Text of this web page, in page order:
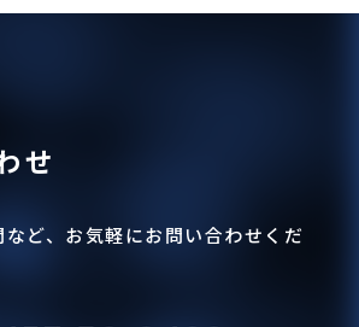
せ
ど、お気軽にお問い合わせくだ